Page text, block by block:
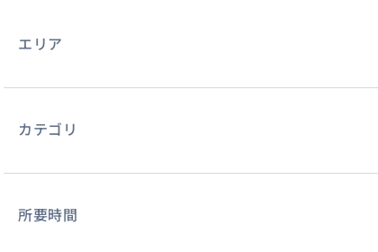
エリア
カテゴリ
所要時間